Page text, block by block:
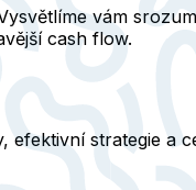
vám
cash flow.
efektivní strategie a